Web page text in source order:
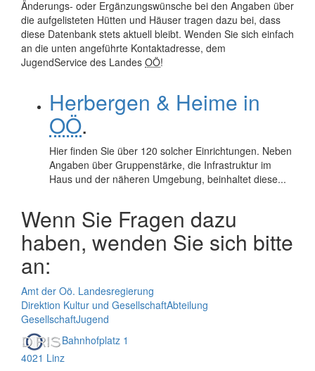
Änderungs- oder Ergänzungswünsche bei den Angaben über
die aufgelisteten Hütten und Häuser tragen dazu bei, dass
diese Datenbank stets aktuell bleibt. Wenden Sie sich einfach
an die unten angeführte Kontaktadresse, dem
JugendService des Landes OÖ!
Herbergen & Heime in
OÖ.
Hier finden Sie über 120 solcher Einrichtungen. Neben
Angaben über Gruppenstärke, die Infrastruktur im
Haus und der näheren Umgebung, beinhaltet diese...
Wenn Sie Fragen dazu
haben, wenden Sie sich bitte
an:
Amt der Oö. Landesregierung
Direktion Kultur und GesellschaftAbteilung
GesellschaftJugend
Bahnhofplatz 1
4021 Linz